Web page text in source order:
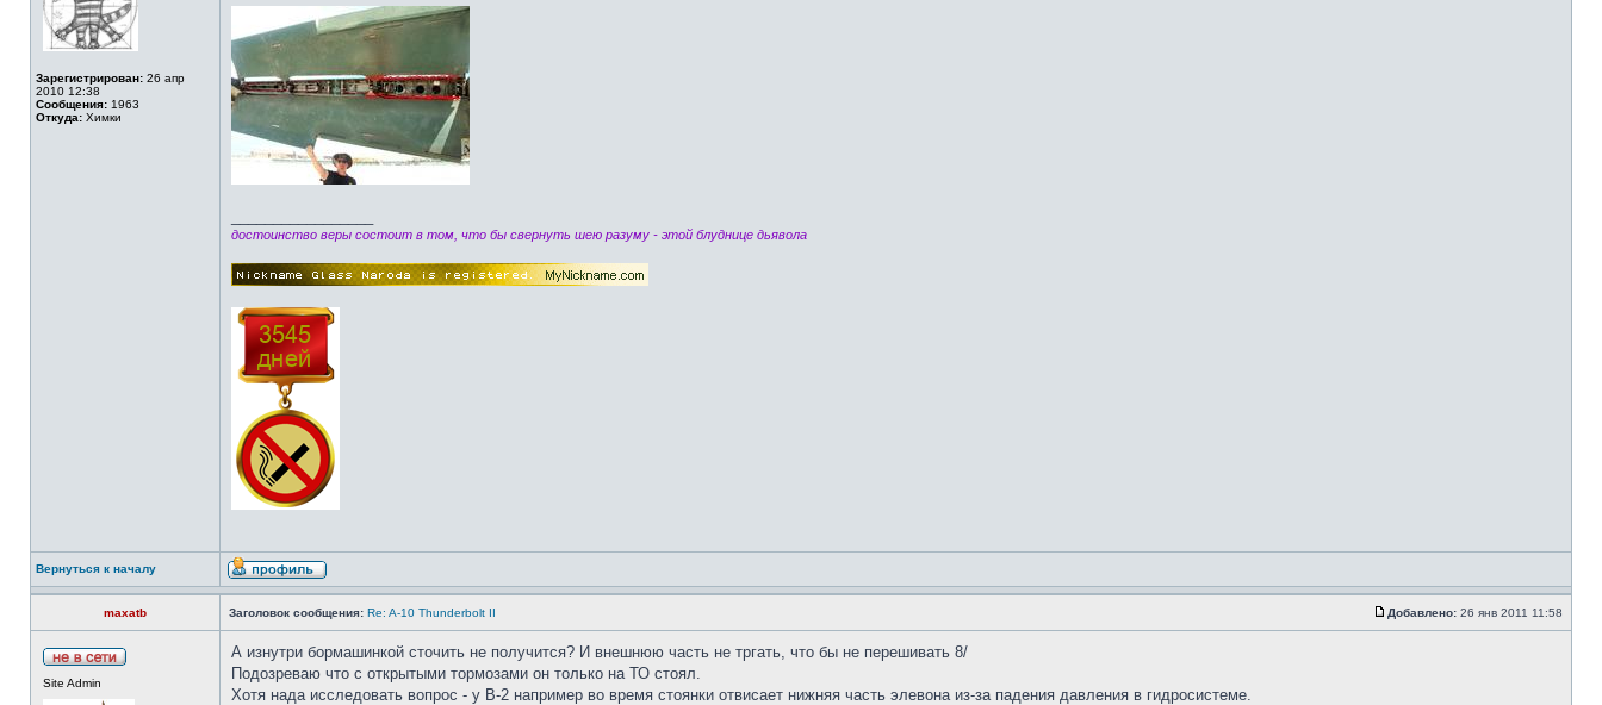
Зарегистрирован: 26 апр
2010 12:38
Сообщения: 1963
Откуда: Химки
достоинство веры состоит в том, что бы свернуть шею разуму - этой блуднице дьявола
Вернуться к началу
maxatb Заголовок сообщения: Re: A-10 Thunderbolt II Добавлено: 26 янв 2011 11:58
Site Admin
А изнутри бормашинкой сточить не получится? И внешнюю часть не тргать, что бы не перешивать 8/
Подозреваю что с открытыми тормозами он только на ТО стоял.
Хотя нада исследовать вопрос - у В-2 например во время стоянки отвисает нижняя часть элевона из-за падения давления в гидросистеме.